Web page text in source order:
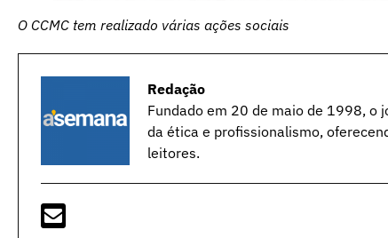
O CCMC tem realizado várias ações sociais
Redação
Fundado em 20 de maio de 1998, o
da ética e profissionalismo,
leitores.